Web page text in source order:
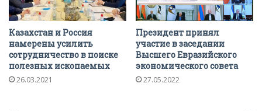
Казахстан и Россия
намерены усилить
сотрудничество в поиске
полезных ископаемых
26.03.2021
Президент принял
участие в заседании
Высшего Евразийского
экономического совета
27.05.2022